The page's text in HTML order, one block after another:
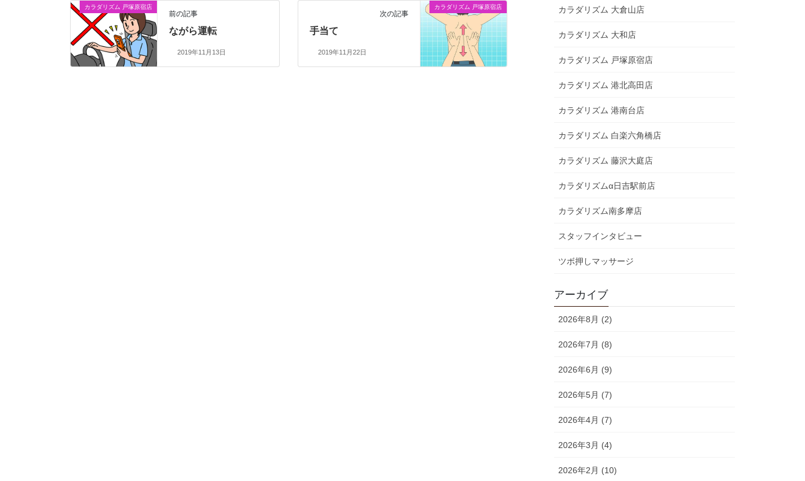
カラダリズム 戸塚原宿店
前の記事
ながら運転
2019年11月13日
カラダリズム 戸塚原宿店
次の記事
手当て
2019年11月22日
カラダリズム 大倉山店
カラダリズム 大和店
カラダリズム 戸塚原宿店
カラダリズム 港北高田店
カラダリズム 港南台店
カラダリズム 白楽六角橋店
カラダリズム 藤沢大庭店
カラダリズムα日吉駅前店
カラダリズム南多摩店
スタッフインタビュー
ツボ押しマッサージ
アーカイブ
2026年8月 (2)
2026年7月 (8)
2026年6月 (9)
2026年5月 (7)
2026年4月 (7)
2026年3月 (4)
2026年2月 (10)